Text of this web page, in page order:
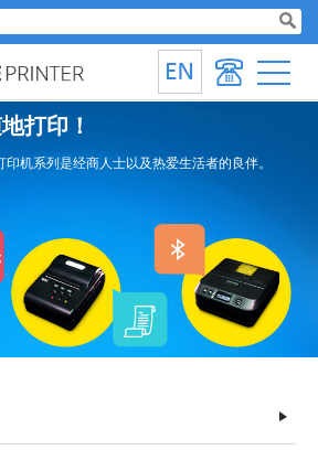
打印！
机系列是经商人士以及热爱生活者的良伴。